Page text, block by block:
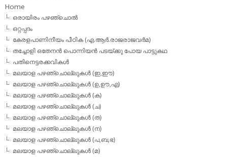
Home
ഒരായിരം പഴഞ്ചൊല്‍
ഒറ്റപ്പദം
കേരളപാണിനീയം പീഠിക (എ.ആര്‍.രാജരാജവര്‍മ)
തച്ചോളി ഒതേനൻ പൊന്നിയൻ പടയ്‌ക്കു പോയ പാട്ടുകഥ
പതിനെട്ടരക്കവികള്‍
മലയാള പഴഞ്ചൊല്ലുകള്‍ (ഇ,ഈ)
മലയാള പഴഞ്ചൊല്ലുകള്‍ (ഉ,ഊ,എ)
മലയാള പഴഞ്ചൊല്ലുകള്‍ (ക)
മലയാള പഴഞ്ചൊല്ലുകള്‍ (ച)
മലയാള പഴഞ്ചൊല്ലുകള്‍ (ത)
മലയാള പഴഞ്ചൊല്ലുകള്‍ (ന)
മലയാള പഴഞ്ചൊല്ലുകള്‍ (പ,ബ,ഭ)
മലയാള പഴഞ്ചൊല്ലുകള്‍ (മ)